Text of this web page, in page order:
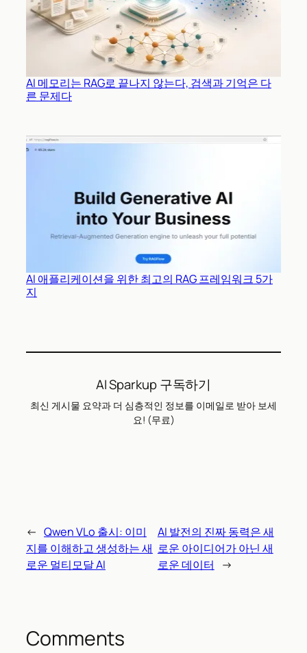
AI 메모리는 RAG로 끝나지 않는다, 검색과 기억은 다
른 문제다
AI 애플리케이션을 위한 최고의 RAG 프레임워크 5가
지
AI Sparkup 구독하기
최신 게시물 요약과 더 심층적인 정보를 이메일로 받아 보세
요! (무료)
← Qwen VLo 출시: 이미
지를 이해하고 생성하는 새
로운 멀티모달 AI
AI 발전의 진짜 동력은 새
로운 아이디어가 아닌 새
로운 데이터
→
Comments